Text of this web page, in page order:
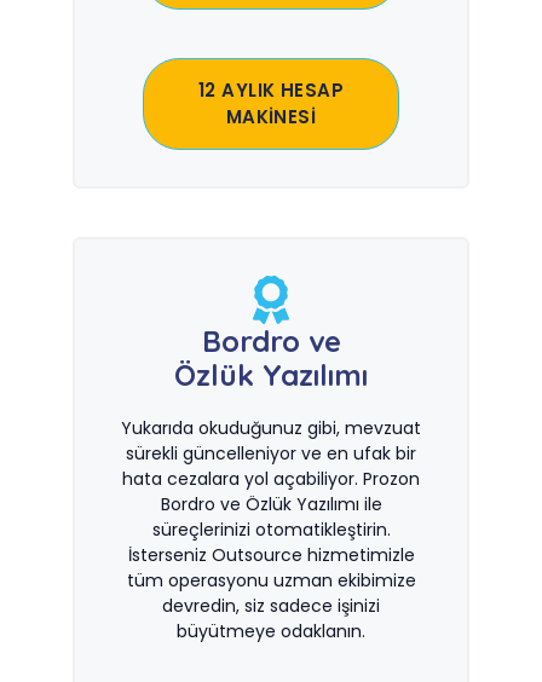
12 AYLIK HESAP
MAKİNESİ
Bordro ve
Özlük Yazılımı
Yukarıda okuduğunuz gibi, mevzuat
sürekli güncelleniyor ve en ufak bir
hata cezalara yol açabiliyor. Prozon
Bordro ve Özlük Yazılımı ile
süreçlerinizi otomatikleştirin.
İsterseniz Outsource hizmetimizle
tüm operasyonu uzman ekibimize
devredin, siz sadece işinizi
büyütmeye odaklanın.